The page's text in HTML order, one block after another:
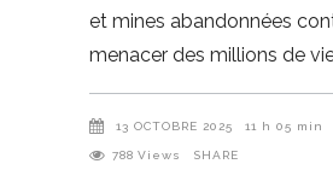
et mines abandonnées
menacer des millions de
13 OCTOBRE 2025 11 h 05 min
788 Views SHARE